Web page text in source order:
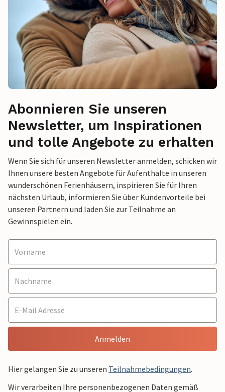
Abonnieren Sie unseren
Newsletter, um Inspirationen
und tolle Angebote zu erhalten
Wenn Sie sich für unseren Newsletter anmelden, schicken wir
Ihnen unsere besten Angebote für Aufenthalte in unseren
wunderschönen Ferienhäusern, inspirieren Sie für Ihren
nächsten Urlaub, informieren Sie über Kundenvorteile bei
unseren Partnern und laden Sie zur Teilnahme an
Gewinnspielen ein.
Anmelden
Hier gelangen Sie zu unseren Teilnahmebedingungen.
Wir verarbeiten Ihre personenbezogenen Daten gemäß